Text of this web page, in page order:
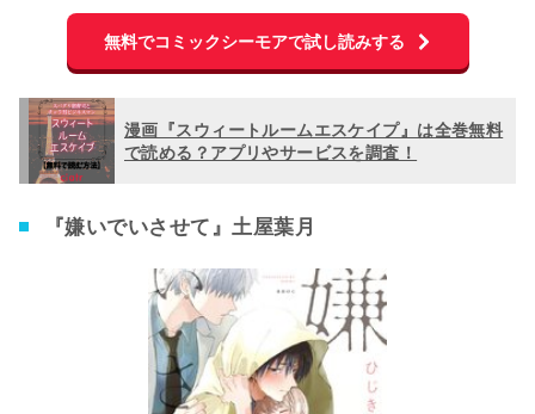
無料でコミックシーモアで試し読みする
漫画『スウィートルームエスケイプ』は全巻無料
で読める？アプリやサービスを調査！
『嫌いでいさせて』土屋葉月